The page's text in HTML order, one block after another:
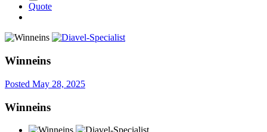
Quote
Winneins
Posted May 28, 2025
Winneins